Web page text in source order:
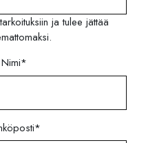
ja tulee jättää
Nimi*
*